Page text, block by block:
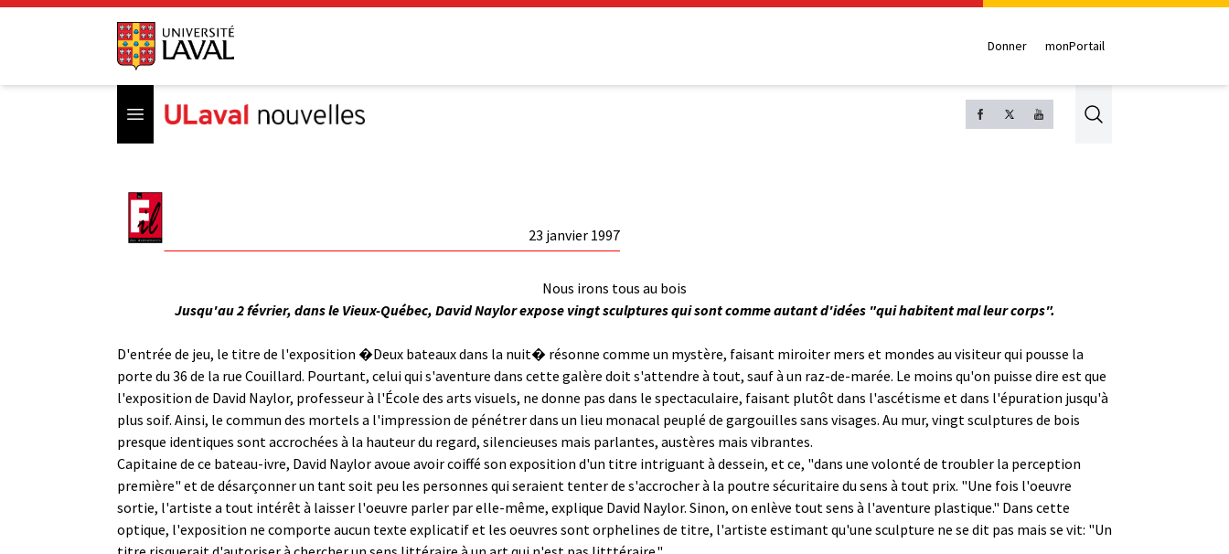
Donner monPortail
Open menu Search
23 janvier 1997
Nous irons tous au bois
Jusqu'au 2 février, dans le Vieux-Québec, David Naylor expose vingt sculptures qui sont comme autant d'idées "qui habitent mal leur corps".
D'entrée de jeu, le titre de l'exposition �Deux bateaux dans la nuit� résonne comme un mystère, faisant miroiter mers et mondes au visiteur qui pousse la
porte du 36 de la rue Couillard. Pourtant, celui qui s'aventure dans cette galère doit s'attendre à tout, sauf à un raz-de-marée. Le moins qu'on puisse dire est que
l'exposition de David Naylor, professeur à l'École des arts visuels, ne donne pas dans le spectaculaire, faisant plutôt dans l'ascétisme et dans l'épuration jusqu'à
plus soif. Ainsi, le commun des mortels a l'impression de pénétrer dans un lieu monacal peuplé de gargouilles sans visages. Au mur, vingt sculptures de bois
presque identiques sont accrochées à la hauteur du regard, silencieuses mais parlantes, austères mais vibrantes.
Capitaine de ce bateau-ivre, David Naylor avoue avoir coiffé son exposition d'un titre intriguant à dessein, et ce, "dans une volonté de troubler la perception
première" et de désarçonner un tant soit peu les personnes qui seraient tenter de s'accrocher à la poutre sécuritaire du sens à tout prix. "Une fois l'oeuvre
sortie, l'artiste a tout intérêt à laisser l'oeuvre parler par elle-même, explique David Naylor. Sinon, on enlève tout sens à l'aventure plastique." Dans cette
optique, l'exposition ne comporte aucun texte explicatif et les oeuvres sont orphelines de titre, l'artiste estimant qu'une sculpture ne se dit pas mais se vit: "Un